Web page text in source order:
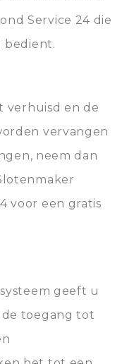
Service 24 die
bedient.
verhuisd en de
vervangen
neem dan
voor een gratis
geeft u
toegang tot